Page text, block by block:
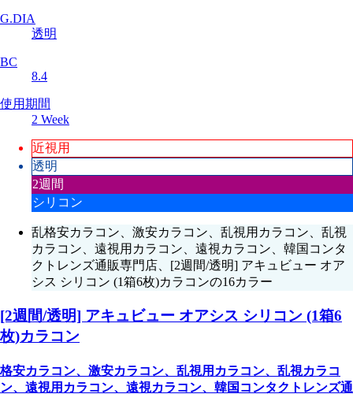
G.DIA
透明
BC
8.4
使用期間
2 Week
近視用
透明
2週間
シリコン
乱格安カラコン、激安カラコン、乱視用カラコン、乱視
カラコン、遠視用カラコン、遠視カラコン、韓国コンタ
クトレンズ通販専門店、[2週間/透明] アキュビュー オア
シス シリコン (1箱6枚)カラコンの16カラー
[2週間/透明] アキュビュー オアシス シリコン (1箱6
枚)カラコン
格安カラコン、激安カラコン、乱視用カラコン、乱視カラコ
ン、遠視用カラコン、遠視カラコン、韓国コンタクトレンズ通